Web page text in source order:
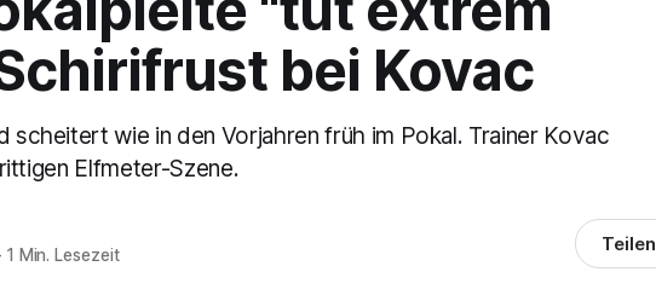
bei Kovac
scheitert wie in den Vorjahren früh im Pokal. Trainer Kovac
Elfmeter-Szene.
1 Min. Lesezeit Teilen